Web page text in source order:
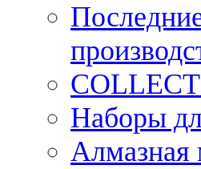
Наборы
Алмазная